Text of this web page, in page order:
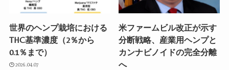
世界のヘンプ栽培における
THC基準濃度（2％から
0.1％まで）
2026.04.07
米ファームビル改正が示す
分断戦略、産業用ヘンプと
カンナビノイドの完全分離
へ